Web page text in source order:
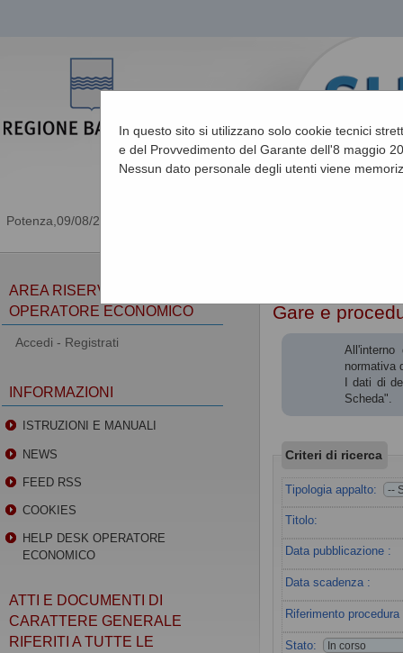
09/08/2026 01:48
In questo sito si utilizzano solo cookie tecnici
e del Provvedimento del Garante dell'8 maggio
Nessun dato personale degli utenti viene
Gare e
normativa
I dati di
Scheda".
Criteri di ricerca
Tipologia appalto:
Titolo:
Data pubblicazione :
Data scadenza :
Riferimento procedura
Stato:
AREA RISERVATA
OPERATORE ECONOMICO
Accedi - Registrati
INFORMAZIONI
ISTRUZIONI E MANUALI
NEWS
FEED RSS
COOKIES
HELP DESK OPERATORE
ECONOMICO
ATTI E DOCUMENTI DI
CARATTERE GENERALE
RIFERITI A TUTTE LE